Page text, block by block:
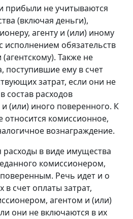
прибыли не учитываются
(включая деньги),
агенту и (или) иному
исполнением обязательств
Также не
поступившие ему в счет
затрат, если они не
состав расходов
(или) иного поверенного. К
комиссионное,
вознаграждение.
расходы в виде имущества
комиссионером,
Речь идет и о
в счет оплаты затрат,
агентом и (или)
они не включаются в их